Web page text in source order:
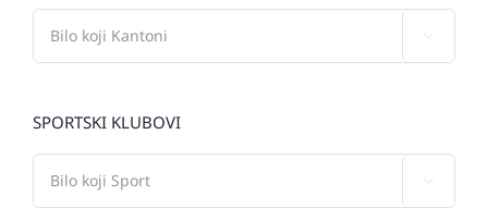
SPORTSKI KLUBOVI